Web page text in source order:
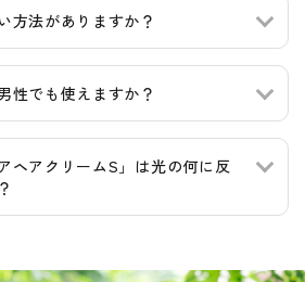
方法がありますか？
性でも使えますか？
ヘアクリームS」は光の何に反